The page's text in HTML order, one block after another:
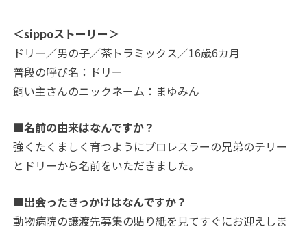
＜sippoストーリー＞
ドリー／男の子／茶トラミックス／16歳6カ月
普段の呼び名：ドリー
飼い主さんのニックネーム：まゆみん
■名前の由来はなんですか？
強くたくましく育つようにプロレスラーの兄弟のテリー
とドリーから名前をいただきました。
■出会ったきっかけはなんですか？
動物病院の譲渡先募集の貼り紙を見てすぐにお迎えしま